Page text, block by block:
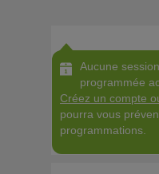
Aucune
programmée
Créez un compte
pourra vous
programmations.